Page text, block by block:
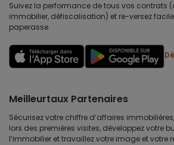
Suivez la performance de tous vos contrats
immobilier, défiscalisation) et re-versez
paperasse.
Meilleurtaux Partenaires
Sécurisez votre chiffre d’affaires
lors des premières visites, développez votre
l’immobilier et travaillez votre image et votre